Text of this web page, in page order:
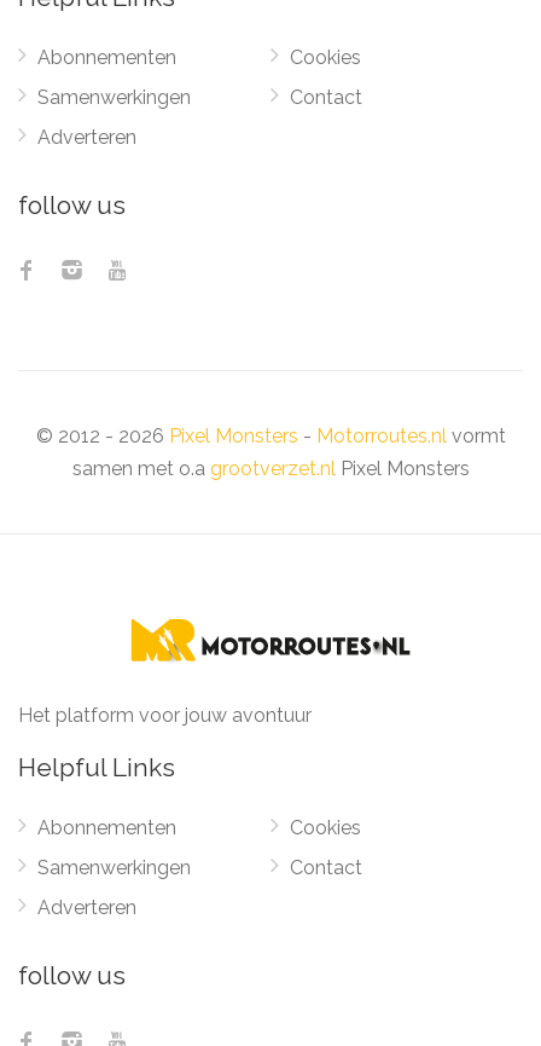
Abonnementen
Samenwerkingen
Adverteren
Cookies
Contact
follow us
© 2012 - 2026 Pixel Monsters - Motorroutes.nlvormt
samen met o.a grootverzet.nlPixel Monsters
Het platform voor jouw avontuur
Helpful Links
Abonnementen
Samenwerkingen
Adverteren
Cookies
Contact
follow us